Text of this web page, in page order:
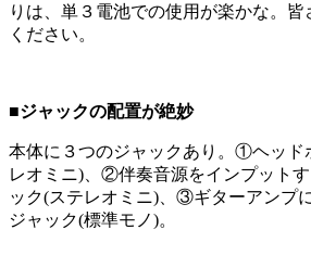
りは、単３電池での使用が楽かな。
ください。
■ジャックの配置が絶妙
本体に３つのジャックあり。①ヘッド
レオミニ)、②伴奏音源をインプット
ック(ステレオミニ)、③ギターアンプ
ジャック(標準モノ)。